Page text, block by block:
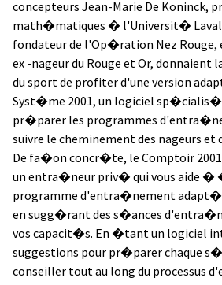
concepteurs Jean-Marie De Koninck,
math�matiques � l'Universit�
fondateur de l'Op�ration Nez Rouge,
ex -nageur du Rouge et Or, donnaient
du sport de profiter d'une version
Syst�me 2001, un logiciel sp�cialis�
pr�parer les programmes
suivre le cheminement des nageurs et
De fa�on concr�te, le Comptoir
un entra�neur priv� qui vous aide �
programme d'entra�nement
en sugg�rant des s�ances
vos capacit�s. En �tant un logiciel
suggestions pour pr�parer chaque
conseiller tout au long du processus